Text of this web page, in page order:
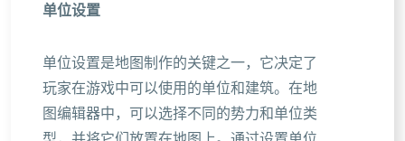
单位设置
单位设置是地图制作的关键之一，它决定了
玩家在游戏中可以使用的单位和建筑。在地
图编辑器中，可以选择不同的势力和单位类